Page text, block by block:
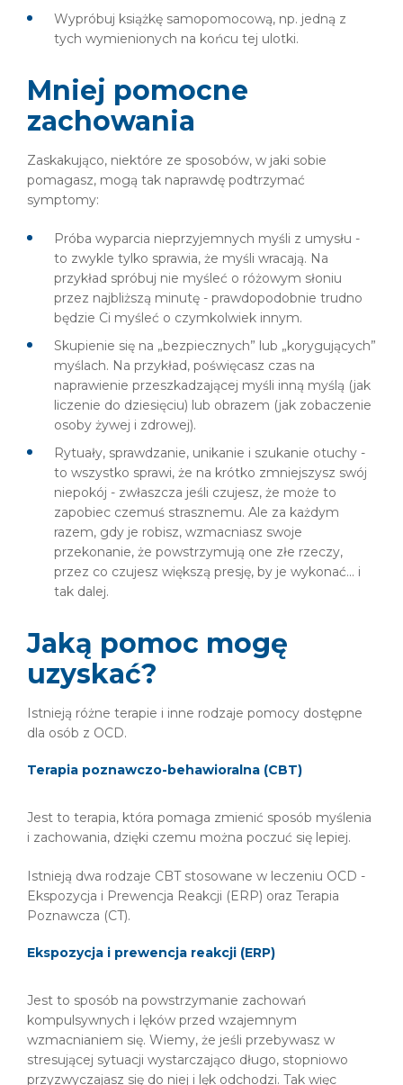
Wypróbuj książkę samopomocową, np. jedną z
tych wymienionych na końcu tej ulotki.
Mniej pomocne
zachowania
Zaskakująco, niektóre ze sposobów, w jaki sobie
pomagasz, mogą tak naprawdę podtrzymać
symptomy:
Próba wyparcia nieprzyjemnych myśli z umysłu -
to zwykle tylko sprawia, że myśli wracają. Na
przykład spróbuj nie myśleć o różowym słoniu
przez najbliższą minutę - prawdopodobnie trudno
będzie Ci myśleć o czymkolwiek innym.
Skupienie się na „bezpiecznych” lub „korygujących”
myślach. Na przykład, poświęcasz czas na
naprawienie przeszkadzającej myśli inną myślą (jak
liczenie do dziesięciu) lub obrazem (jak zobaczenie
osoby żywej i zdrowej).
Rytuały, sprawdzanie, unikanie i szukanie otuchy -
to wszystko sprawi, że na krótko zmniejszysz swój
niepokój - zwłaszcza jeśli czujesz, że może to
zapobiec czemuś strasznemu. Ale za każdym
razem, gdy je robisz, wzmacniasz swoje
przekonanie, że powstrzymują one złe rzeczy,
przez co czujesz większą presję, by je wykonać... i
tak dalej.
Jaką pomoc mogę
uzyskać?
Istnieją różne terapie i inne rodzaje pomocy dostępne
dla osób z OCD.
Terapia poznawczo-behawioralna (CBT)
Jest to terapia, która pomaga zmienić sposób myślenia
i zachowania, dzięki czemu można poczuć się lepiej.
Istnieją dwa rodzaje CBT stosowane w leczeniu OCD -
Ekspozycja i Prewencja Reakcji (ERP) oraz Terapia
Poznawcza (CT).
Ekspozycja i prewencja reakcji (ERP)
Jest to sposób na powstrzymanie zachowań
kompulsywnych i lęków przed wzajemnym
wzmacnianiem się. Wiemy, że jeśli przebywasz w
stresującej sytuacji wystarczająco długo, stopniowo
przyzwyczajasz się do niej i lęk odchodzi. Tak więc